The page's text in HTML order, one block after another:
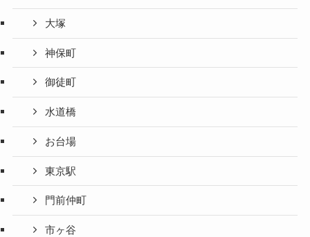
大塚
神保町
御徒町
水道橋
お台場
東京駅
門前仲町
市ヶ谷